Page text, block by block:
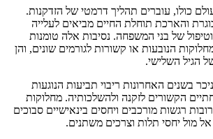
כולו, עוברים תהליך דרמטי של הזדקנות.
והארכת תוחלת החיים מביאים לעלייה
של בני המשפחה. נסיבות אלה טומנות
הנובעות או קשורות לגורמים שונים, והן
הגיל השלישי.
בשנים האחרונות ריבוי תביעות הנוגעות
הקשורים לזקנה ולהשלכותיה. מחלוקות
רגשות מורכבים ויחסים בינאישיים סבוכים
מול יחסי תלות וצרכים משתנים.